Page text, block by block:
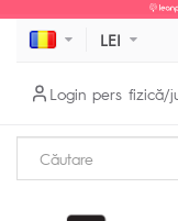
LEI
Login pers fizică/